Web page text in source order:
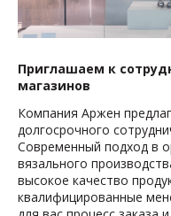
Приглашаем к
магазинов
Компания Аржен
долгосрочного
Современный подход в
вязального
высокое качество
квалифицированные